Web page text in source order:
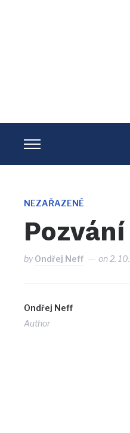
TOGGLE
SIDEBAR
NAVIGATION
NEZAŘAZENÉ
byOndřej Neff on2.
Ondřej Neff
Author